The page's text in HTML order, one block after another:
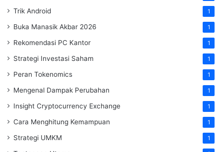
Trik Android 1
Buka Manasik Akbar 2026 1
Rekomendasi PC Kantor 1
Strategi Investasi Saham 1
Peran Tokenomics 1
Mengenal Dampak Perubahan 1
Insight Cryptocurrency Exchange 1
Cara Menghitung Kemampuan 1
Strategi UMKM 1